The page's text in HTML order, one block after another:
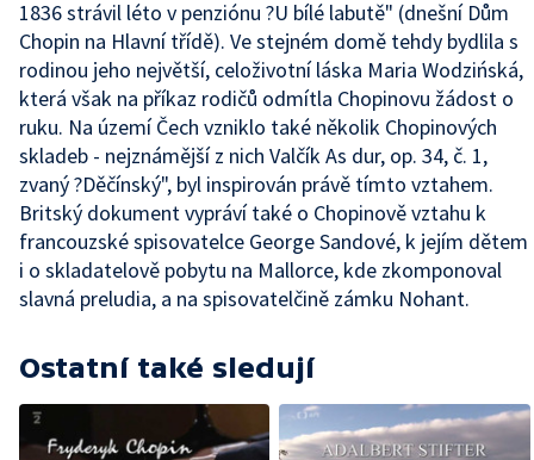
1836 strávil léto v penziónu ?U bílé labutě" (dnešní Dům
Chopin na Hlavní třídě). Ve stejném domě tehdy bydlila s
rodinou jeho největší, celoživotní láska Maria Wodzińská,
která však na příkaz rodičů odmítla Chopinovu žádost o
ruku. Na území Čech vzniklo také několik Chopinových
skladeb - nejznámější z nich Valčík As dur, op. 34, č. 1,
zvaný ?Děčínský", byl inspirován právě tímto vztahem.
Britský dokument vypráví také o Chopinově vztahu k
francouzské spisovatelce George Sandové, k jejím dětem
i o skladatelově pobytu na Mallorce, kde zkomponoval
slavná preludia, a na spisovatelčině zámku Nohant.
Ostatní také sledují